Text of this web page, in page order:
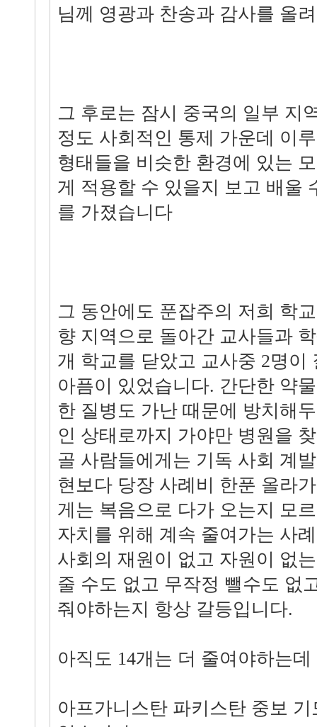
님께 영광과 찬송과 감사를 올
그 후로는 잠시 중국의 일부 지
정도 사회적인 통제 가운데 이
형태들을 비슷한 환경에 있는
게 적용할 수 있을지 보고 배울
를 가졌습니다
그 동안에도 푼잡주의 저희 학
향 지역으로 돌아간 교사들과
개 학교를 닫았고 교사중 2명이
아픔이 있었습니다. 간단한 약
한 질병도 가난 때문에 방치해
인 상태로까지 가야만 병원을
골 사람들에게는 기독 사회 계
현보다 당장 사례비 한푼 올라
게는 복음으로 다가 오는지 모
자치를 위해 계속 줄여가는 사
사회의 재원이 없고 자원이 없
줄 수도 없고 무작정 뺄수도 없
줘야하는지 항상 갈등입니다.
아직도 14개는 더 줄여야하는데
아프가니스탄 파키스탄 중보